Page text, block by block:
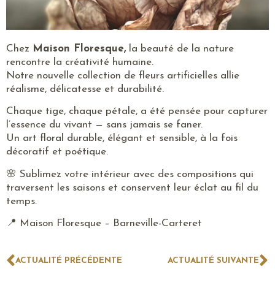
Chez Maison Floresque, la beauté de la nature
rencontre la créativité humaine.
Notre nouvelle collection de fleurs artificielles allie
réalisme, délicatesse et durabilité.
Chaque tige, chaque pétale, a été pensée pour capturer
l’essence du vivant — sans jamais se faner.
Un art floral durable, élégant et sensible, à la fois
décoratif et poétique.
🌸 Sublimez votre intérieur avec des compositions qui
traversent les saisons et conservent leur éclat au fil du
temps.
📍 Maison Floresque – Barneville-Carteret
ACTUALITÉ PRÉCÉDENTE ACTUALITÉ SUIVANTE